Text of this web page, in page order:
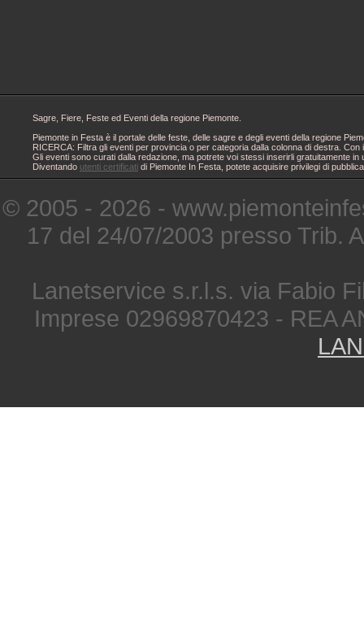
Sagre, Fiere, Feste ed Eventi della regione Piemonte.
Piemonte in Festa è il portale delle feste, delle sagre e degli eventi della regione
RICERCA: Filtra gli eventi per provincia o per categoria dalla colonna di destra.
Gli eventi sono curati dalla redazione, ma potrete voi stessi inserirli gratuitamente
Diventando utenti certificati di Piemonte In Festa, potete acquisire privilegi di
© 2005 - 2026 -
17 del 24/07/2003 presso Trib.
Lanetservice s.r.l.s. via Fabio
Imprese 02969870423 - REA